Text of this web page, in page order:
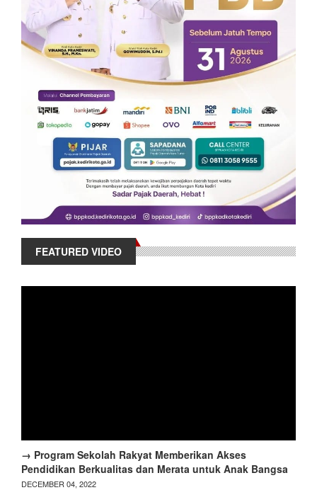
FEATURED VIDEO
→ Program Sekolah Rakyat Memberikan Akses
Pendidikan Berkualitas dan Merata untuk Anak Bangsa
DECEMBER 04, 2022